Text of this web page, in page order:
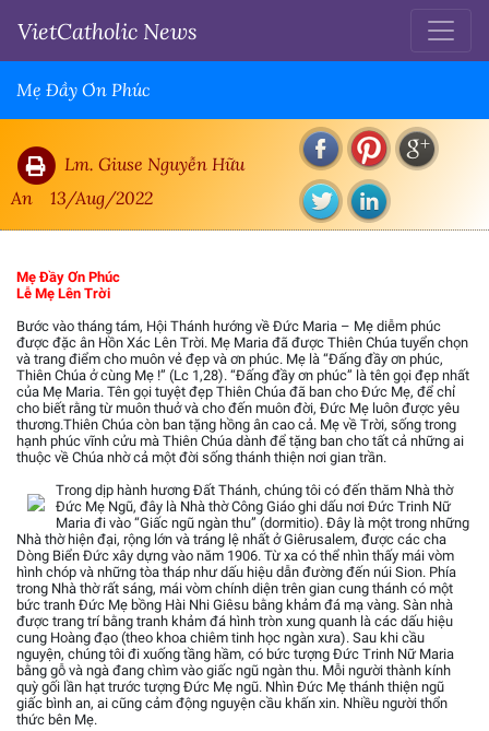
VietCatholic News
Mẹ Đầy Ơn Phúc
Lm. Giuse Nguyễn Hữu
An
13/Aug/2022
Mẹ Đầy Ơn Phúc
Lễ Mẹ Lên Trời
Bước vào tháng tám, Hội Thánh hướng về Đức Maria – Mẹ diễm phúc
được đặc ân Hồn Xác Lên Trời. Mẹ Maria đã được Thiên Chúa tuyển chọn
và trang điểm cho muôn vẻ đẹp và ơn phúc. Mẹ là “Ðấng đầy ơn phúc,
Thiên Chúa ở cùng Mẹ !” (Lc 1,28). “Ðấng đầy ơn phúc” là tên gọi đẹp nhất
của Mẹ Maria. Tên gọi tuyệt đẹp Thiên Chúa đã ban cho Đức Mẹ, để chỉ
cho biết rằng từ muôn thuở và cho đến muôn đời, Đức Mẹ luôn được yêu
thương.Thiên Chúa còn ban tặng hồng ân cao cả. Mẹ về Trời, sống trong
hạnh phúc vĩnh cửu mà Thiên Chúa dành để tặng ban cho tất cả những ai
thuộc về Chúa nhờ cả một đời sống thánh thiện nơi gian trần.
Trong dịp hành hương Đất Thánh, chúng tôi có đến thăm Nhà thờ
Đức Mẹ Ngũ, đây là Nhà thờ Công Giáo ghi dấu nơi Đức Trinh Nữ
Maria đi vào “Giấc ngũ ngàn thu” (dormitio). Đây là một trong những
Nhà thờ hiện đại, rộng lớn và tráng lệ nhất ở Giêrusalem, được các cha
Dòng Biển Đức xây dựng vào năm 1906. Từ xa có thể nhìn thấy mái vòm
hình chóp và những tòa tháp như dấu hiệu dẫn đường đến núi Sion. Phía
trong Nhà thờ rất sáng, mái vòm chính diện trên gian cung thánh có một
bức tranh Đức Mẹ bồng Hài Nhi Giêsu bằng khảm đá mạ vàng. Sàn nhà
được trang trí bằng tranh khảm đá hình tròn xung quanh là các dấu hiệu
cung Hoàng đạo (theo khoa chiêm tinh học ngàn xưa). Sau khi cầu
nguyện, chúng tôi đi xuống tầng hầm, có bức tượng Đức Trinh Nữ Maria
bằng gỗ và ngà đang chìm vào giấc ngũ ngàn thu. Mỗi người thành kính
quỳ gối lần hạt trước tượng Đức Mẹ ngũ. Nhìn Đức Mẹ thánh thiện ngũ
giấc bình an, ai cũng cảm động nguyện cầu khấn xin. Nhiều người thổn
thức bên Mẹ.